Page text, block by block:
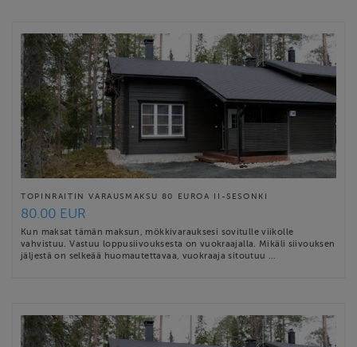
TOPINRAITIN VARAUSMAKSU 80 EUROA II-SESONKI
80.00 EUR
Kun maksat tämän maksun, mökkivarauksesi sovitulle viikolle
vahvistuu. Vastuu loppusiivouksesta on vuokraajalla. Mikäli siivouksen
jäljestä on selkeää huomautettavaa, vuokraaja sitoutuu …